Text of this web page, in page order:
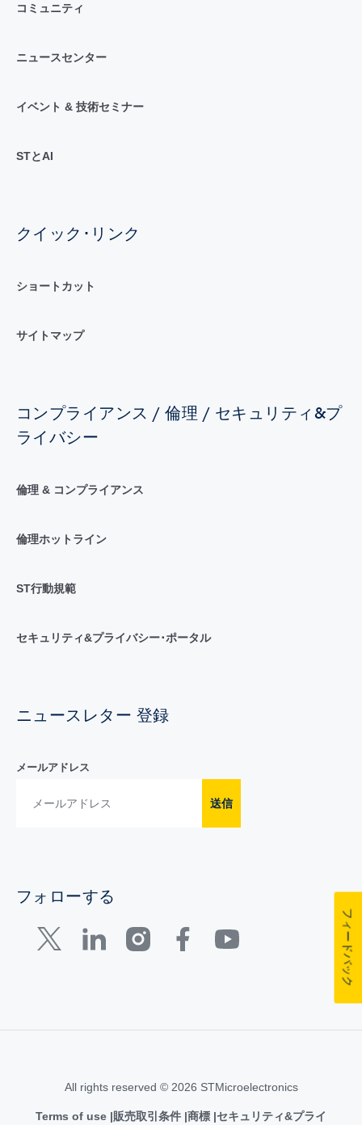
コミュニティ
ニュースセンター
イベント & 技術セミナー
STとAI
クイック･リンク
ショートカット
サイトマップ
コンプライアンス / 倫理 / セキュリティ&プ
ライバシー
倫理 & コンプライアンス
倫理ホットライン
ST行動規範
セキュリティ&プライバシー･ポータル
ニュースレター 登録
メールアドレス
送信
フォローする
All rights reserved © 2026 STMicroelectronics
Terms of use 販売取引条件 商標 セキュリティ&プライ
フィードバック